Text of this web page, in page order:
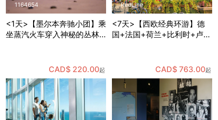
1164654
<1天>【墨尔本奔驰小团】乘
坐蒸汽火车穿入神秘的丛林
CAD$ 220.00起
RedLine
<7天>【西欧经典环游】德
国+法国+荷兰+比利时+卢森
CAD$ 763.00起